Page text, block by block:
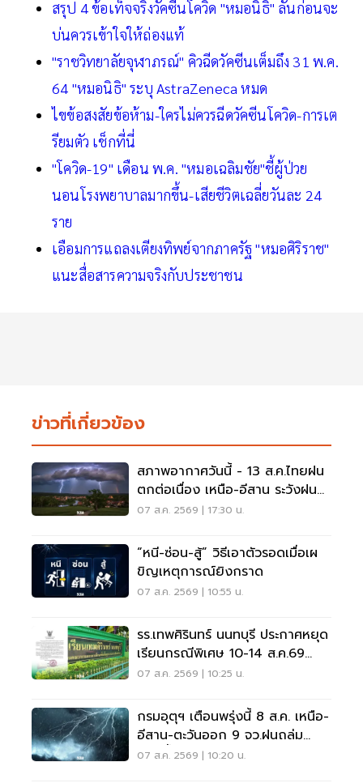
สรุป 4 ข้อเท็จจริงวัคซีนโควิด "หมอนิธิ" ลั่นก่อนจะ
บ่นควรเข้าใจให้ถ่องแท้
"ราชวิทยาลัยจุฬาภรณ์" คิวฉีดวัคซีนเต็มถึง 31 พ.ค.
64 "หมอนิธิ" ระบุ AstraZeneca หมด
ไขข้อสงสัยข้อห้าม-ใครไม่ควรฉีดวัคซีนโควิด-การเต
รียมตัว เช็กที่นี่
"โควิด-19" เดือน พ.ค. "หมอเฉลิมชัย"ชี้ผู้ป่วย
นอนโรงพยาบาลมากขึ้น-เสียชีวิตเฉลี่ยวันละ 24
ราย
เอือมการแถลงเตียงทิพย์จากภาครัฐ "หมอศิริราช"
แนะสื่อสารความจริงกับประชาชน
ข่าวที่เกี่ยวข้อง
สภาพอากาศวันนี้ - 13 ส.ค.ไทยฝน
ตกต่อเนื่อง เหนือ-อีสาน ระวังฝน
ตกหนักมากบางแห่ง
07 ส.ค. 2569 | 17:30 น.
“หนี-ซ่อน-สู้” วิธีเอาตัวรอดเมื่อเผ
ขิญเหตุการณ์ยิงกราด
07 ส.ค. 2569 | 10:55 น.
รร.เทพศิรินทร์ นนทบุรี ประกาศหยุด
เรียนกรณีพิเศษ 10-14 ส.ค.69
หลังเหตุกราดยิง
07 ส.ค. 2569 | 10:25 น.
กรมอุตุฯ เตือนพรุ่งนี้ 8 ส.ค. เหนือ-
อีสาน-ตะวันออก 9 จว.ฝนถล่ม
ระวังน้ำท่วมฉับพลัน
07 ส.ค. 2569 | 10:20 น.